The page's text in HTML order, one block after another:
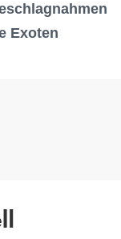
Exoten